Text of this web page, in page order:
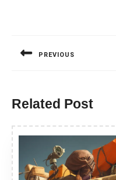
PREVIOUS
Related Post